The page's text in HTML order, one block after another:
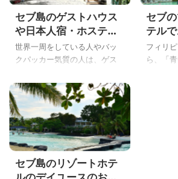
ブ島も楽しかったなぁ～♪」っ
て、あとはフィリピンのセブ
島のお土産を買って、日本へ
帰国するだけ・・・。 あ！日
本の家族や友達、会社の女子
や彼氏・彼女に、フィリピン
い！？ はてな セブ島のお土産
って、何があるの？おすすめ
は？ 家族や友達、会社の人や
女子が絶対に喜ぶセブ ...
も、初
く人や
ブシテ
いう人
どこか
って考
セブ島のゲストハウス
や日本人宿・ホステル
は？おすすめから格安
まで実際に泊まってみ
世界一周をしている人やバッ
クパッカー気質の人は、ゲス
ルを探しますよね！ もうバッ
クパッカー生活は卒業して、
ホテル暮らししたいけどお金
がない、こんにちはYoshiで
す。 フィリピンのセブ島でリ
ゾートホテルに泊まりたい人
はいいけど、バックパッカー
や学生・現地で何かやりたい
セブ
テル
級か
プラ
フィリ
ら、「
セブ島のリゾートホテ